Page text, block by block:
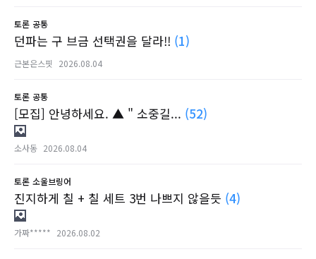
토론 공통
던파는 구 브금 선택권을 달라!! (1)
근본은스핏 2026.08.04
토론 공통
[모집] 안녕하세요. ▲ " 소중길... (52)
소사동 2026.08.04
토론 소울브링어
진지하게 칠 + 칠 세트 3번 나쁘지 않을듯 (4)
가짜***** 2026.08.02